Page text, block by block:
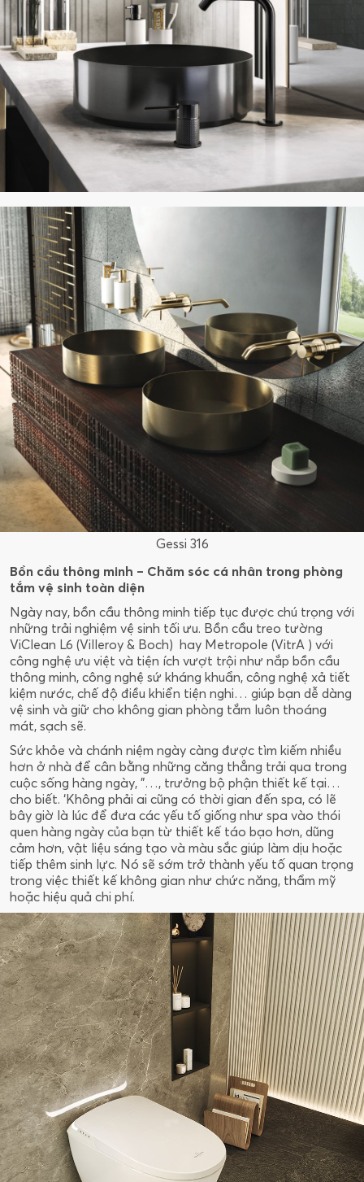
Gessi 316
Bồn cầu thông minh – Chăm sóc cá nhân trong phòng
tắm vệ sinh toàn diện
Ngày nay, bồn cầu thông minh tiếp tục được chú trọng với
những trải nghiệm vệ sinh tối ưu. Bồn cầu treo tường
ViClean L6 (Villeroy & Boch) hay Metropole (VitrA ) với
công nghệ ưu việt và tiện ích vượt trội như nắp bồn cầu
thông minh, công nghệ sứ kháng khuẩn, công nghệ xả tiết
kiệm nước, chế độ điều khiển tiện nghi… giúp bạn dễ dàng
vệ sinh và giữ cho không gian phòng tắm luôn thoáng
mát, sạch sẽ.
Sức khỏe và chánh niệm ngày càng được tìm kiếm nhiều
hơn ở nhà để cân bằng những căng thẳng trải qua trong
cuộc sống hàng ngày, ”…, trưởng bộ phận thiết kế tại…
cho biết. ‘Không phải ai cũng có thời gian đến spa, có lẽ
bây giờ là lúc để đưa các yếu tố giống như spa vào thói
quen hàng ngày của bạn từ thiết kế táo bạo hơn, dũng
cảm hơn, vật liệu sáng tạo và màu sắc giúp làm dịu hoặc
tiếp thêm sinh lực. Nó sẽ sớm trở thành yếu tố quan trọng
trong việc thiết kế không gian như chức năng, thẩm mỹ
hoặc hiệu quả chi phí.